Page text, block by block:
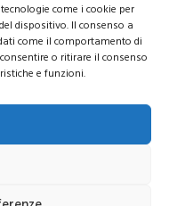
come i cookie per
dispositivo. Il consenso a
come il comportamento di
o ritirare il consenso
e funzioni.
(MI)
1593-2259